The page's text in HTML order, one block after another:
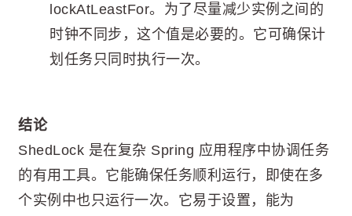
lockAtLeastFor。为了尽量减少实例之间的
时钟不同步，这个值是必要的。它可确保计
划任务只同时执行一次。
结论
ShedLock 是在复杂 Spring 应用程序中协调任务
的有用工具。它能确保任务顺利运行，即使在多
个实例中也只运行一次。它易于设置，能为